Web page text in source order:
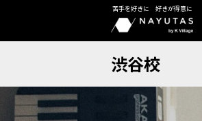
苦手を好きに 好きが得意に
渋谷校